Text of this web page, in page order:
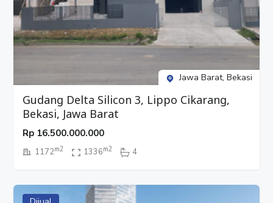
Jawa Barat, Bekasi
Gudang Delta Silicon 3, Lippo Cikarang,
Bekasi, Jawa Barat
Rp 16.500.000.000
1172m2 1336m2 4